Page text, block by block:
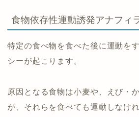
食物依存性運動誘発アナフィ
特定の食べ物を食べた後に運動を
シーが起こります。
原因となる食物は小麦や、えび・
が、それらを食べても運動しなけ